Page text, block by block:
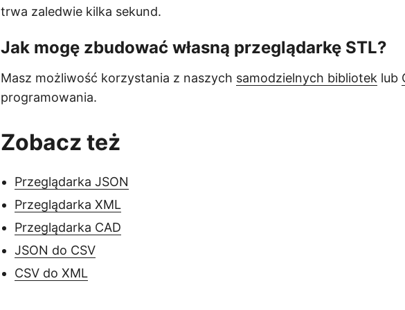
trwa zaledwie kilka sekund.
Jak mogę zbudować własną przeglądarkę STL?
Masz możliwość korzystania z naszych samodzielnych bibliotek lub
programowania.
Zobacz też
Przeglądarka JSON
Przeglądarka XML
Przeglądarka CAD
JSON do CSV
CSV do XML